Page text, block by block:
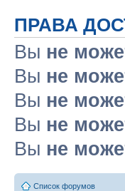
ПРАВА
Вы не
Вы не
Вы не
Вы не
Вы не
Список форумов